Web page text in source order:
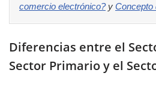
comercio electrónico?y Concepto
Diferencias entre el
Sector Primario y el